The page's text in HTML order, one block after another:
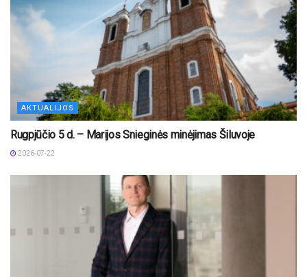
AKTUALIJOS
Rugpjūčio 5 d. – Marijos Snieginės minėjimas Šiluvoje
2026-07-22